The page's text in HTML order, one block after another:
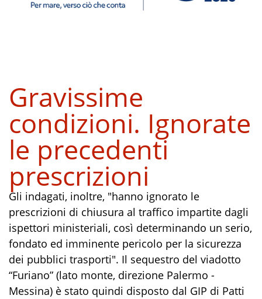
Gravissime
condizioni. Ignorate
le precedenti
prescrizioni
Gli indagati, inoltre, "hanno ignorato le
prescrizioni di chiusura al traffico impartite dagli
ispettori ministeriali, così determinando un serio,
fondato ed imminente pericolo per la sicurezza
dei pubblici trasporti". Il sequestro del viadotto
“Furiano” (lato monte, direzione Palermo -
Messina) è stato quindi disposto dal GIP di Patti